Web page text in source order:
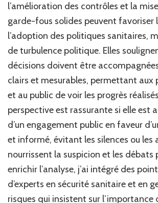
l’amélioration des contrôles et la
garde-fous solides peuvent favoriser
l’adoption des politiques sanitaires,
de turbulence politique. Elles
décisions doivent être
clairs et mesurables, permettant aux
et au public de voir les progrès
perspective est rassurante si elle est
d’un engagement public en faveur
et informé, évitant les silences ou les
nourrissent la suspicion et les débats
enrichir l’analyse, j’ai intégré des
d’experts en sécurité sanitaire et en
risques qui insistent sur l’importance